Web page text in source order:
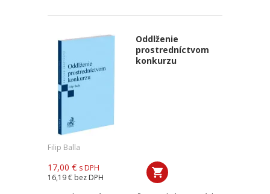
Oddlženie
prostredníctvom
konkurzu
Filip Balla
17,00 € s DPH
16,19 € bez DPH